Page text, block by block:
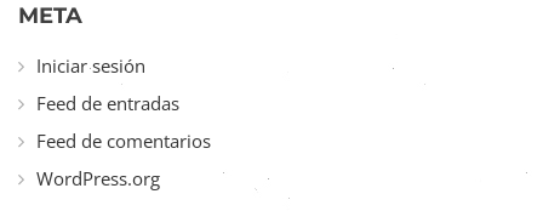
META
Iniciar sesión
Feed de entradas
Feed de comentarios
WordPress.org